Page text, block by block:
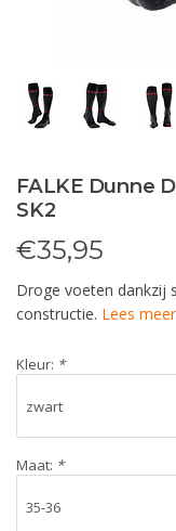
FALKE Dunne
SK2
€35,95
Droge voeten dankzij
constructie. Lees meer
Kleur: *
Maat: *